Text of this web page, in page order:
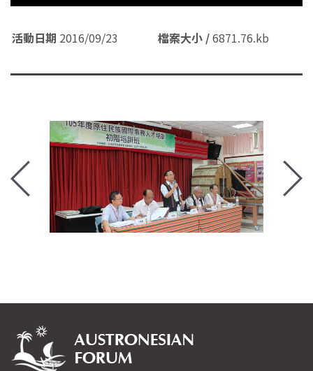
活動日期 2016/09/23 檔案大小 /6871.76.kb
活動日期 檔案大小 /
活動日期 檔案大小 /
活動日期 檔案大小 /
活動日期 檔案大小 /
活動日期 檔案大小 /
活動日期 檔案大小 /